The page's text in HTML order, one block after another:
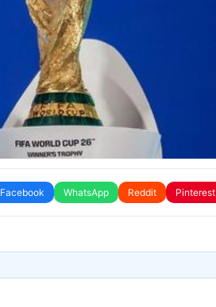
Facebook WhatsApp Reddit Pinterest